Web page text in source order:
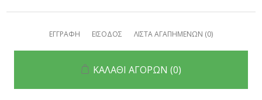
ΕΓΓΡΑΦΗ ΕΙΣΟΔΟΣ ΛΙΣΤΑ ΑΓΑΠΗΜΕΝΩΝ (0)
ΚΑΛΑΘΙ ΑΓΟΡΩΝ (0)